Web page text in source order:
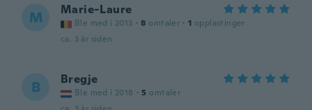
M Marie-Laure
Ble med i 2013 · 8 omtaler · 1 opplastinger
ca. 3 år siden
B Bregje
Ble med i 2018 · 5 omtaler